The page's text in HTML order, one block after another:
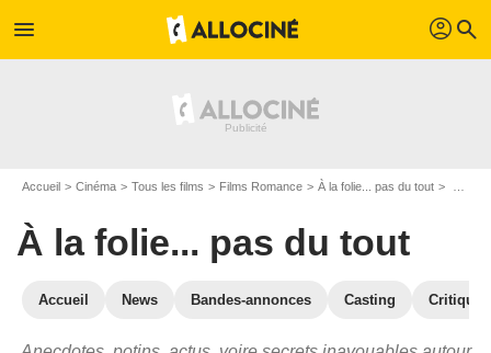
menu profil search
Accueil Cinéma Tous les films Films Romance À la folie... pas du tout
À la folie... pas du tout
Accueil News Bandes-annonces Casting